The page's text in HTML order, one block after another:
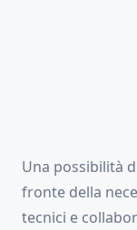
Una possibilità
fronte della
tecnici e